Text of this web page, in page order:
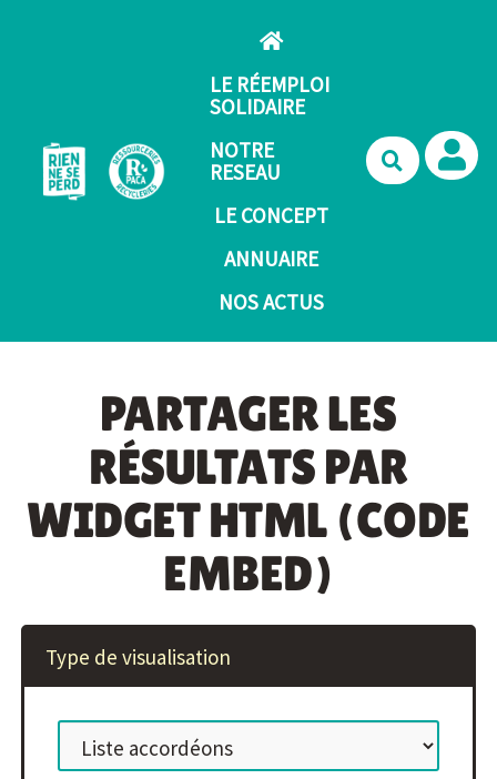
LE RÉEMPLOI
SOLIDAIRE
NOTRE
RESEAU
LE CONCEPT
ANNUAIRE
NOS ACTUS
PARTAGER LES
RÉSULTATS PAR
WIDGET HTML (CODE
EMBED)
Type de visualisation